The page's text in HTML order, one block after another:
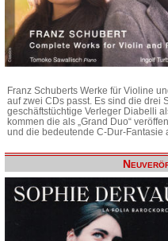
Franz Schuberts Werke für Violine
auf zwei CDs passt. Es sind die drei
geschäftstüchtige Verleger Diabelli
kommen die als „Grand Duo“
und die bedeutende C-Dur-Fantasie